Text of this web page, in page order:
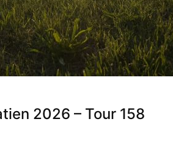
2026 – Tour 158